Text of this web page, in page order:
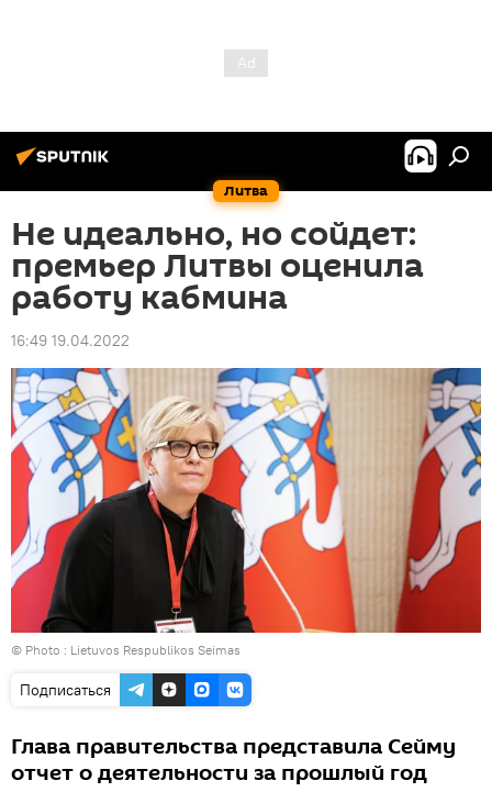
Литва
Не идеально, но сойдет:
премьер Литвы оценила
работу кабмина
16:49 19.04.2022
© Photo : Lietuvos Respublikos Seimas
Подписаться
Глава правительства представила Сейму
отчет о деятельности за прошлый год